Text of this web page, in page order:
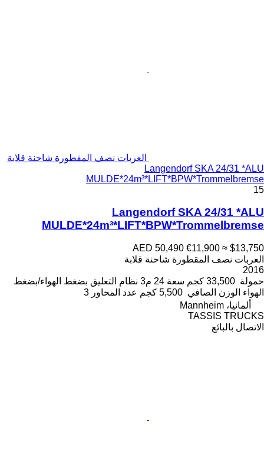
العربات نصف المقطورة شاحنة قلابة
Langendorf SKA 24/31 *ALU
MULDE*24m³*LIFT*BPW*Trommelbremse
15
Langendorf SKA 24/31 *ALU
MULDE*24m³*LIFT*BPW*Trommelbremse
AED 50,490 €11,900 ≈ $13,750
العربات نصف المقطورة شاحنة قلابة
2016
حمولة 33,500 كجم سعة 24 م3 نظام التعليق بضغط الهواء/بضغط
الهواء الوزن الصافي 5,500 كجم عدد المحاور 3
ألمانيا، Mannheim
TASSIS TRUCKS
الاتصال بالبائع